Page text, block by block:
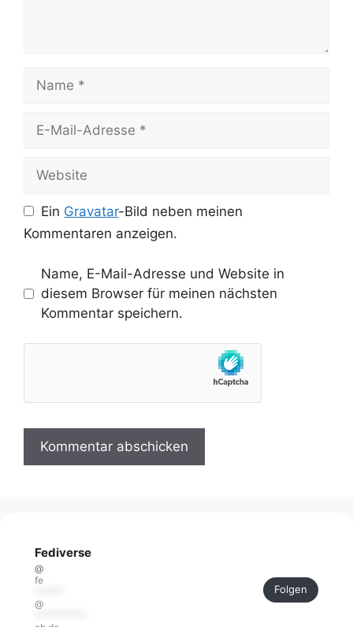
Name
Website
Ein Gravatar-Bild neben meinen
Kommentaren anzeigen.
Name, E-Mail-Adresse und Website in
diesem Browser für meinen nächsten
Kommentar speichern.
Fediverse
@
fe
@
Folgen